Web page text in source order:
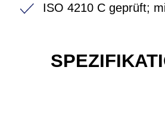
ISO 4210 C geprüft;